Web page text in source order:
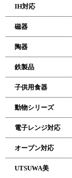
IH対応
磁器
陶器
鉄製品
子供用食器
動物シリーズ
電子レンジ対応
オーブン対応
UTSUWA美